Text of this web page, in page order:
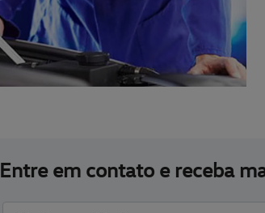
Entre em contato e receba